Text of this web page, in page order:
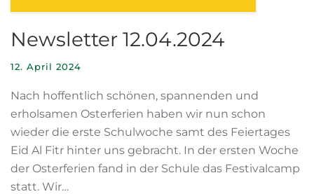
Newsletter 12.04.2024
12. April 2024
Nach hoffentlich schönen, spannenden und
erholsamen Osterferien haben wir nun schon
wieder die erste Schulwoche samt des Feiertages
Eid Al Fitr hinter uns gebracht. In der ersten Woche
der Osterferien fand in der Schule das Festivalcamp
statt. Wir…